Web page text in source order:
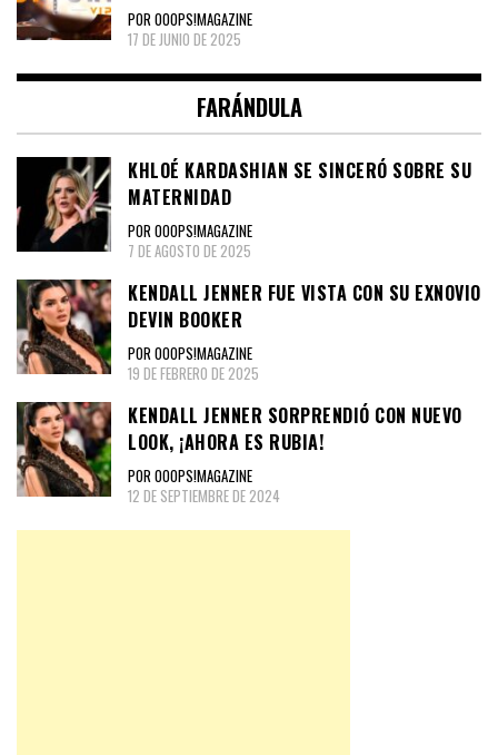
POR OOOPS!MAGAZINE
17 DE JUNIO DE 2025
FARÁNDULA
KHLOÉ KARDASHIAN SE SINCERÓ SOBRE SU
MATERNIDAD
POR OOOPS!MAGAZINE
7 DE AGOSTO DE 2025
KENDALL JENNER FUE VISTA CON SU EXNOVIO
DEVIN BOOKER
POR OOOPS!MAGAZINE
19 DE FEBRERO DE 2025
KENDALL JENNER SORPRENDIÓ CON NUEVO
LOOK, ¡AHORA ES RUBIA!
POR OOOPS!MAGAZINE
12 DE SEPTIEMBRE DE 2024